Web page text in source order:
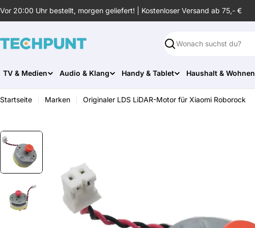
Inhalt
Vor 20:00 Uhr bestellt, morgen geliefert! | Kostenloser Versand ab 75,- €
Suchen
TV & Medien Audio & Klang Handy & Tablet Haushalt & Wohnen
Startseite Marken Originaler LDS LiDAR-Motor für Xiaomi Roborock